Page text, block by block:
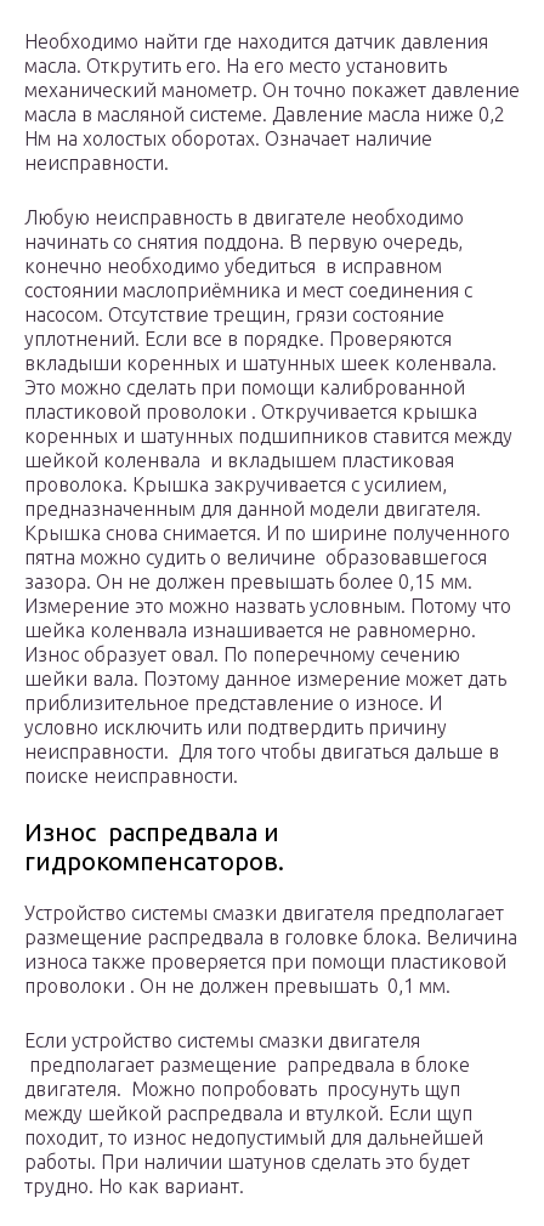
Необходимо найти где находится датчик давления
масла. Открутить его. На его место установить
механический манометр. Он точно покажет давление
масла в масляной системе. Давление масла ниже 0,2
Нм на холостых оборотах. Означает наличие
неисправности.
Любую неисправность в двигателе необходимо
начинать со снятия поддона. В первую очередь,
конечно необходимо убедиться в исправном
состоянии маслоприёмника и мест соединения с
насосом. Отсутствие трещин, грязи состояние
уплотнений. Если все в порядке. Проверяются
вкладыши коренных и шатунных шеек коленвала.
Это можно сделать при помощи калиброванной
пластиковой проволоки . Откручивается крышка
коренных и шатунных подшипников ставится между
шейкой коленвала и вкладышем пластиковая
проволока. Крышка закручивается с усилием,
предназначенным для данной модели двигателя.
Крышка снова снимается. И по ширине полученного
пятна можно судить о величине образовавшегося
зазора. Он не должен превышать более 0,15 мм.
Измерение это можно назвать условным. Потому что
шейка коленвала изнашивается не равномерно.
Износ образует овал. По поперечному сечению
шейки вала. Поэтому данное измерение может дать
приблизительное представление о износе. И
условно исключить или подтвердить причину
неисправности. Для того чтобы двигаться дальше в
поиске неисправности.
Износ распредвала и
гидрокомпенсаторов.
Устройство системы смазки двигателя предполагает
размещение распредвала в головке блока. Величина
износа также проверяется при помощи пластиковой
проволоки . Он не должен превышать 0,1 мм.
Если устройство системы смазки двигателя
предполагает размещение рапредвала в блоке
двигателя. Можно попробовать просунуть щуп
между шейкой распредвала и втулкой. Если щуп
походит, то износ недопустимый для дальнейшей
работы. При наличии шатунов сделать это будет
трудно. Но как вариант.